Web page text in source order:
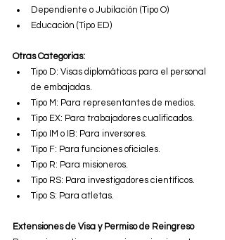
Dependiente o Jubilación (Tipo O)
Educación (Tipo ED)
Otras Categorias:
Tipo D: Visas diplomáticas para el personal
de embajadas.
Tipo M: Para representantes de medios.
Tipo EX: Para trabajadores cualificados.
Tipo IM o IB: Para inversores.
Tipo F: Para funciones oficiales.
Tipo R: Para misioneros.
Tipo RS: Para investigadores científicos.
Tipo S: Para atletas.
Extensiones de Visa y Permiso de Reingreso